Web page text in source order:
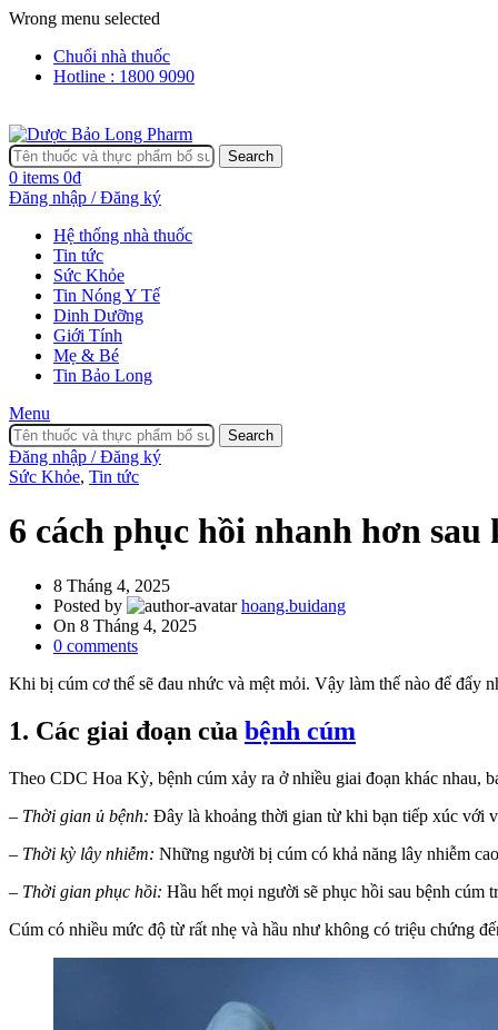
Wrong menu selected
Chuổi nhà thuốc
Hotline : 1800 9090
Search
0 items 0₫
Đăng nhập / Đăng ký
Hệ thống nhà thuốc
Tin tức
Sức Khỏe
Tin Nóng Y Tế
Dinh Dưỡng
Giới Tính
Mẹ & Bé
Tin Bảo Long
Menu
Search
Đăng nhập / Đăng ký
Sức Khỏe, Tin tức
6 cách phục hồi nhanh hơn
8 Tháng 4, 2025
Posted by
hoang.buidang
On 8 Tháng 4, 2025
0 comments
Khi bị cúm cơ thể sẽ đau nhức và mệt mỏi. Vậy làm thế nào để
1. Các giai đoạn của bệnh cúm
Theo CDC Hoa Kỳ, bệnh cúm xảy ra ở nhiều giai đoạn khác nhau,
– Thời gian ủ bệnh: Đây là khoảng thời gian từ khi bạn tiếp xúc với
– Thời kỳ lây nhiễm: Những người bị cúm có khả năng lây nhiễm
– Thời gian phục hồi: Hầu hết mọi người sẽ phục hồi sau bệnh cúm
Cúm có nhiều mức độ từ rất nhẹ và hầu như không có triệu chứng